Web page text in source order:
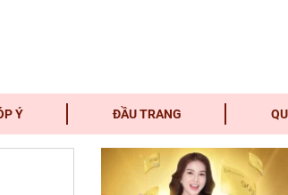
Ý ĐẦU TRANG